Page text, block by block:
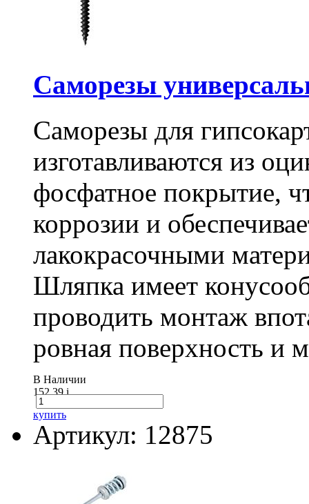
Саморезы
Саморезы для
изготавливаются из
фосфатное покрытие,
коррозии и
лакокрасочными
Шляпка имеет
проводить монтаж
ровная поверхность и
В Наличии
152.39i
купить
Артикул: 12875